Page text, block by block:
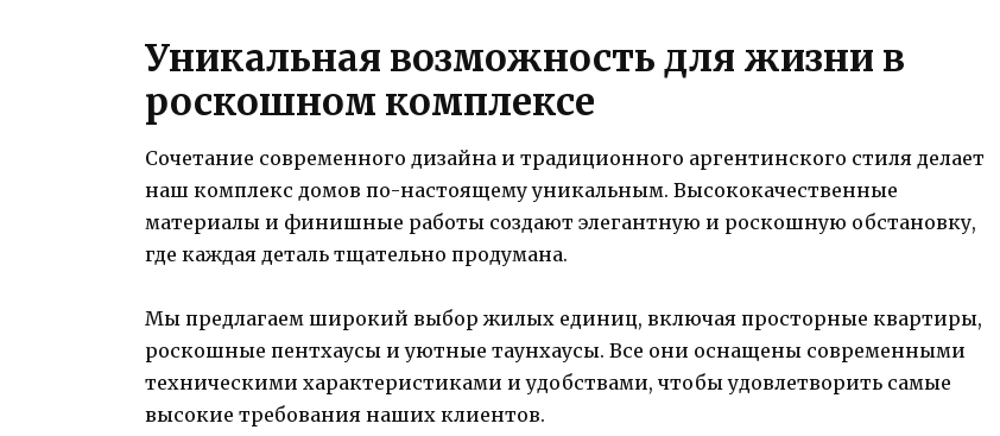
Уникальная возможность для жизни в
роскошном комплексе
Сочетание современного дизайна и традиционного аргентинского стиля делает
наш комплекс домов по-настоящему уникальным. Высококачественные
материалы и финишные работы создают элегантную и роскошную обстановку,
где каждая деталь тщательно продумана.
Мы предлагаем широкий выбор жилых единиц, включая просторные квартиры,
роскошные пентхаусы и уютные таунхаусы. Все они оснащены современными
техническими характеристиками и удобствами, чтобы удовлетворить самые
высокие требования наших клиентов.